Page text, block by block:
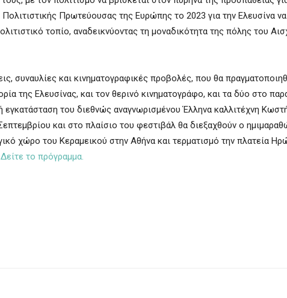
Πολιτιστικής Πρωτεύουσας της Ευρώπης το 2023 για την Ελευσίνα
τοπίο, αναδεικνύοντας τη μοναδικότητα της πόλης του
συναυλίες και κινηματογραφικές προβολές, που θα
της Ελευσίνας, και τον θερινό κινηματογράφο, και τα δύο στο
του διεθνώς αναγνωρισμένου Έλληνα καλλιτέχνη
και στο πλαίσιο του φεστιβάλ θα διεξαχθούν ο
χώρο του Κεραμεικού στην Αθήνα και τερματισμό την πλατεία
Δείτε το πρόγραμμα.